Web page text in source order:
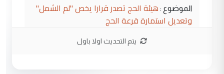
الموضوع : هيئة الحج تصدر قرارا يخص "لم الشمل"
وتعديل استمارة قرعة الحج
يتم التحديث اولا باول